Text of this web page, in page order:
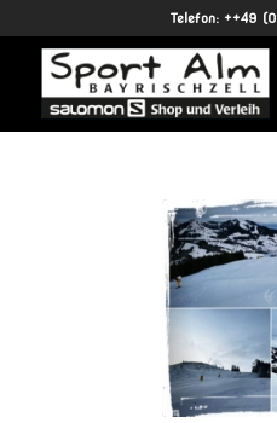
Telefon: ++49